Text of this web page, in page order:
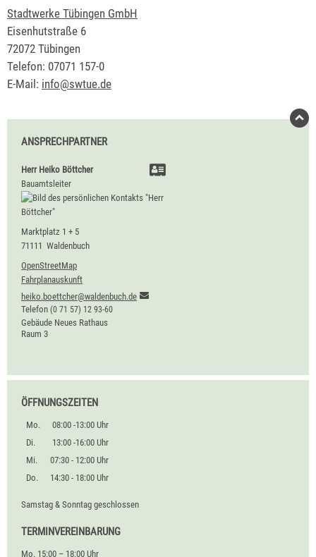
Stadtwerke Tübingen GmbH
Eisenhutstraße 6
72072 Tübingen
Telefon: 07071 157-0
E-Mail: info@swtue.de
ANSPRECHPARTNER
Herr Heiko Böttcher
Bauamtsleiter
Marktplatz 1 + 5
71111 Waldenbuch
OpenStreetMap
Fahrplanauskunft
heiko.boettcher@waldenbuch.de
Telefon (0 71 57) 12 93-60
Gebäude Neues Rathaus
Raum 3
ÖFFNUNGSZEITEN
Mo.
08:00 -13:00 Uhr
Di.
13:00 -16:00 Uhr
Mi.
07:30 - 12:00 Uhr
Do.
14:30 - 18:00 Uhr
Samstag & Sonntag geschlossen
TERMINVEREINBARUNG
Mo. 15:00 – 18:00 Uhr